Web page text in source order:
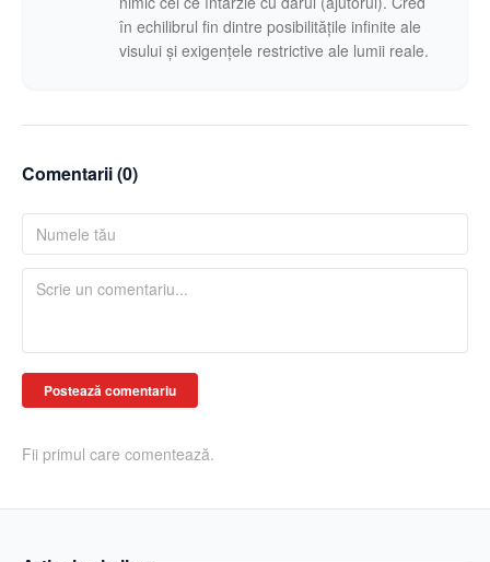
în echilibrul fin dintre posibilitățile infinite ale
visului și exigențele restrictive ale lumii reale.
Comentarii (0)
Postează comentariu
Fii primul care comentează.